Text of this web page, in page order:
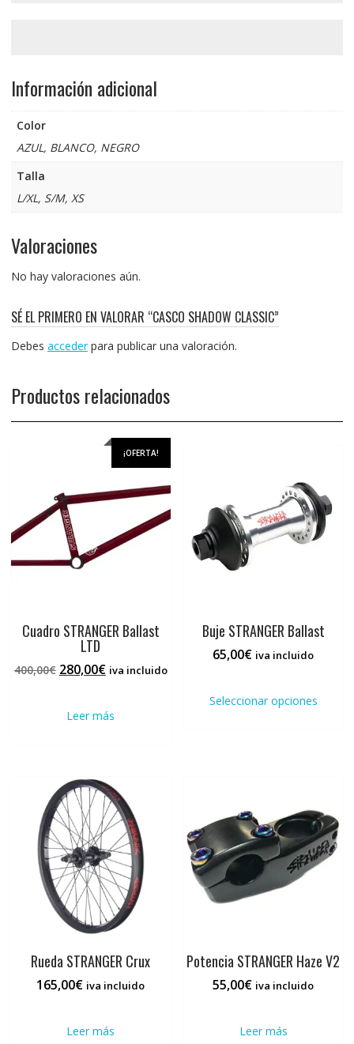
Información adicional
Color
AZUL, BLANCO, NEGRO
Talla
L/XL, S/M, XS
Valoraciones
No hay valoraciones aún.
SÉ EL PRIMERO EN VALORAR “CASCO SHADOW CLASSIC”
Debes accederpara publicar una valoración.
Productos relacionados
¡OFERTA!
Cuadro STRANGER Ballast
LTD
400,00€ El
era:
280,00€El
es:
iva incluido
Leer más
Buje STRANGER Ballast
65,00€ iva incluido
Seleccionar opciones
en
Rueda STRANGER Crux
165,00€ iva incluido
Leer más
Potencia STRANGER Haze V2
55,00€ iva incluido
Leer más